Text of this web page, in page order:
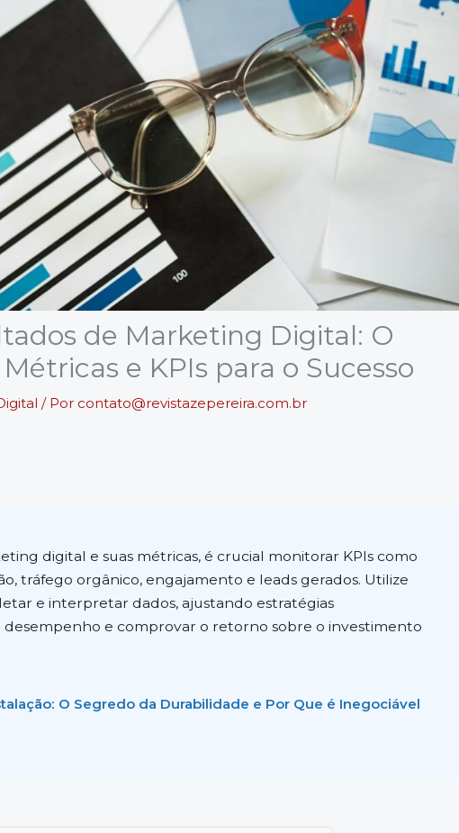
de Marketing Digital: O
e KPIs para o Sucesso
/ Por contato@revistazepereira.com.br
digital e suas métricas, é crucial monitorar KPIs como
tráfego orgânico, engajamento e leads gerados. Utilize
e interpretar dados, ajustando estratégias
e comprovar o retorno sobre o investimento
O Segredo da Durabilidade e Por Que é Inegociável